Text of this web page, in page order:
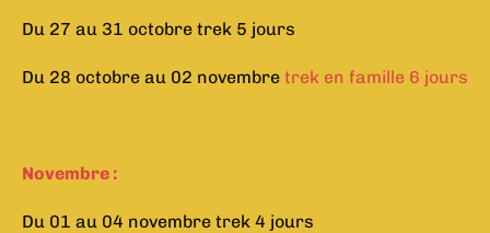
Du 27 au 31 octobre trek 5 jours
Du 28 octobre au 02 novembre trek en famille 6 jours
Novembre :
Du 01 au 04 novembre trek 4 jours